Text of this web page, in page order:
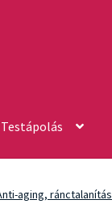
Testápolás
aging, ránctalanítás